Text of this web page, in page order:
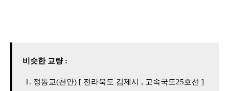
비슷한 교량 :
정동교(천안) [ 전라북도 김제시 , 고속국도25호선 ]